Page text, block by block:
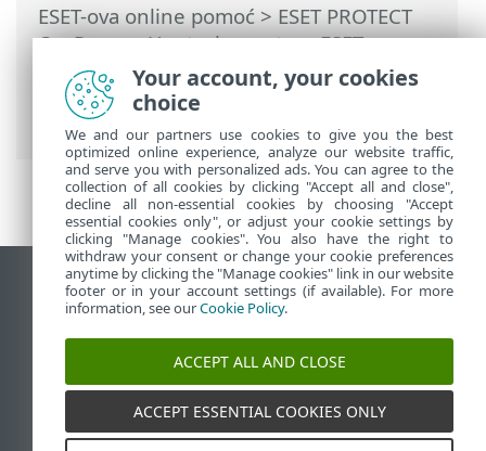
ESET-ova online pomoć > ESET PROTECT
On-Prem>Upotreba sustava ESET
PROTECT On-Prem>ESET PROTECT On-
Prem Glavni izbornik
Prijetnje
Upravljanje prijetnjama
Prikaži stranicu za radnu površinu
End of Life
ESET-ova baza znanja
ESET Status Portal
Regionalna podrška
Your account, your cookies
choice
We and our partners use cookies to give you the best
optimized online experience, analyze our website traffic,
and serve you with personalized ads. You can agree to the
collection of all cookies by clicking "Accept all and close",
decline all non-essential cookies by choosing "Accept
essential cookies only", or adjust your cookie settings by
clicking "Manage cookies". You also have the right to
withdraw your consent or change your cookie preferences
anytime by clicking the "Manage cookies" link in our website
footer or in your account settings (if available). For more
information, see ourCookie Policy.
ACCEPT ALL AND CLOSE
ACCEPT ESSENTIAL COOKIES ONLY